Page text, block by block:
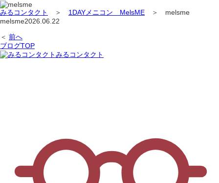
みるコンタクト ＞ 1DAYメニコン MelsME ＞ melsme
melsme2026.06.22
＜ 前へ
ブログTOP
みるコンタクト